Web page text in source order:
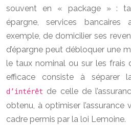
souvent en « package » :
épargne, services bancaires
exemple, de domicilier ses
d’épargne peut débloquer une
le taux nominal ou sur les frais
efficace consiste à séparer
d’intérêt de celle de
obtenu, à optimiser l’assurance
cadre permis par la loi Lemoine.